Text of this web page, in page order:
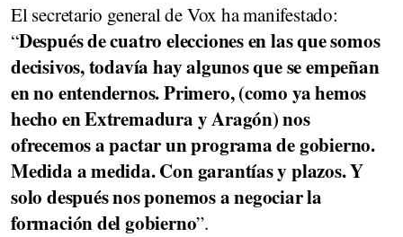
El secretario general de Vox ha manifestado:
“Después de cuatro elecciones en las que somos
decisivos, todavía hay algunos que se empeñan
en no entendernos. Primero, (como ya hemos
hecho en Extremadura y Aragón) nos
ofrecemos a pactar un programa de gobierno.
Medida a medida. Con garantías y plazos. Y
solo después nos ponemos a negociar la
formación del gobierno”.